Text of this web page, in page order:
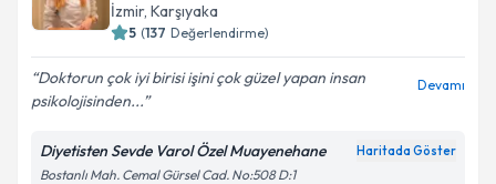
İzmir, Karşıyaka
5 (137 Değerlendirme)
Doktorun çok iyi birisi işini çok güzel yapan insan
psikolojisinden...
Devamı
Diyetisten Sevde Varol Özel Muayenehane Haritada Göster
Bostanlı Mah. Cemal Gürsel Cad. No:508 D:1